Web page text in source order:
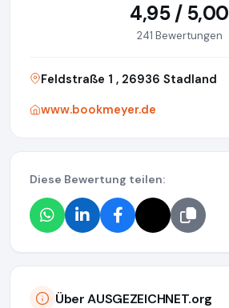
4,95 / 5,00
241 Bewertungen
Feldstraße 1 , 26936 Stadland
www.bookmeyer.de
Diese Bewertung teilen:
Über AUSGEZEICHNET.org